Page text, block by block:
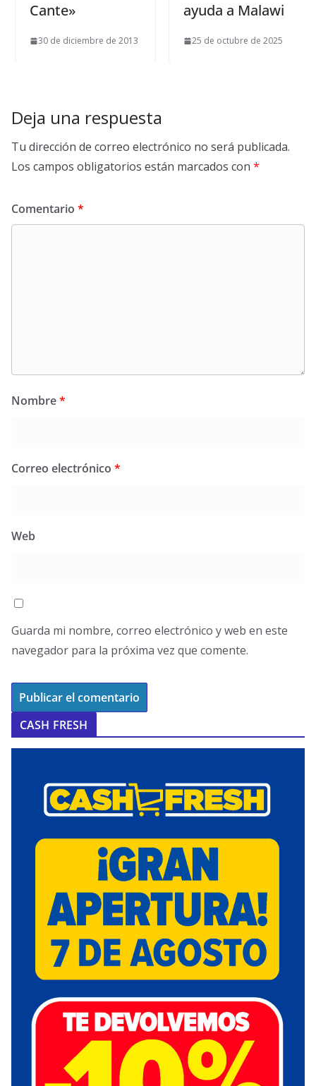
Cante»
30 de diciembre de 2013
ayuda a Malawi
25 de octubre de 2025
Deja una respuesta
Tu dirección de correo electrónico no será publicada.
Los campos obligatorios están marcados con *
Comentario *
Nombre*
Correo electrónico *
Web
Guarda mi nombre, correo electrónico y web en este
navegador para la próxima vez que comente.
CASH FRESH